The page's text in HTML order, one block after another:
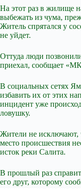
На этот раз в жилище
выбежать из чума,
Житель спрятался у
не уйдет.
Оттуда люди
приехал, сообщает
В социальных сетях
избавить их от этих
инцидент уже
ловушку.
Жители не исключают,
место происшествия
исток реки Салита.
В прошлый раз
его друг, которому